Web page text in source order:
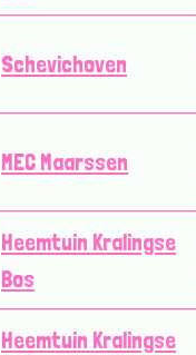
Schevichoven
MEC Maarssen
Heemtuin Kralingse
Bos
Heemtuin Kralingse